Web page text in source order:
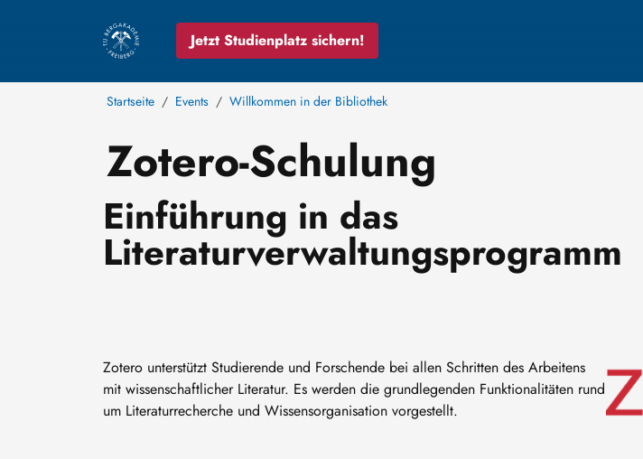
Jetzt Studienplatz sichern!
Startseite Events Willkommen in der Bibliothek
Zotero-Schulung
Einführung in das
Literaturverwaltungsprogramm
Image
Zotero unterstützt Studierende und Forschende bei allen Schritten des Arbeitens
mit wissenschaftlicher Literatur. Es werden die grundlegenden Funktionalitäten rund
um Literaturrecherche und Wissensorganisation vorgestellt.